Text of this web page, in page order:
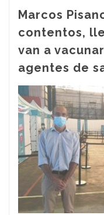
Marcos
contentos,
van a
agentes de